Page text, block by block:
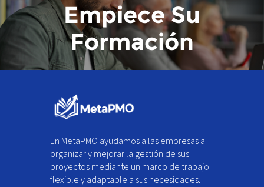
Empiece Su
Formación
En MetaPMO ayudamos a las empresas a
organizar y mejorar la gestión de sus
proyectos mediante un marco de trabajo
flexible y adaptable a sus necesidades.